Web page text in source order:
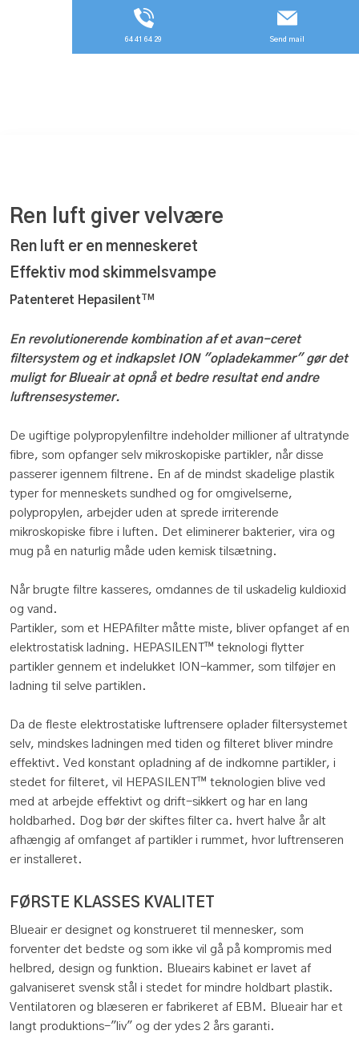
64 41 64 29 Send mail
Ren luft giver velvære
Ren luft er en menneskeret
Effektiv mod skimmelsvampe
Patenteret Hepasilent TM
En revolutionerende kombination afet avan-ceret
filtersystem og et indkapslet ION "opladekammer" gør det
muligt for Blueair at opnå et bedre resultat end andre
luftrensesystemer.
De ugiftige polypropylenfiltre indeholder millioner af ultratynde
fibre, som opfanger selv mikroskopiske partikler, når disse
passerer igennem filtrene. En af de mindst skadelige plastik
typer for menneskets sundhed og for omgivelserne,
polypropylen, arbejder uden at sprede irriterende
mikroskopiske fibre i luften. Det eliminerer bakterier, vira og
mug på en naturlig måde uden kemisk tilsætning.
Når brugte filtre kasseres, omdannes de til uskadelig kuldioxid
og vand.
Partikler, som et HEPAfilter måtte miste, bliver opfanget af en
elektrostatisk ladning. HEPASILENT™ teknologi flytter
partikler gennem et indelukket ION-kammer, som tilføjer en
ladning til selve partiklen.
Da de fleste elektrostatiske luftrensere oplader filtersystemet
selv, mindskes ladningen med tiden og filteret bliver mindre
effektivt. Ved konstant opladning af de indkomne partikler, i
stedet for filteret, vil HEPASILENT™ teknologien blive ved
med at arbejde effektivt og drift-sikkert og har en lang
holdbarhed. Dog bør der skiftes filter ca. hvert halve år alt
afhængig af omfanget af partikler i rummet, hvor luftrenseren
er installeret.
FØRSTE KLASSES KVALITET
Blueair er designet og konstrueret til mennesker, som
forventer det bedste og som ikke vil gå på kompromis med
helbred, design og funktion. Blueairs kabinet er lavet af
galvaniseret svensk stål i stedet for mindre holdbart plastik.
Ventilatoren og blæseren er fabrikeret af EBM. Blueair har et
langt produktions-"liv" og der ydes 2 års garanti.